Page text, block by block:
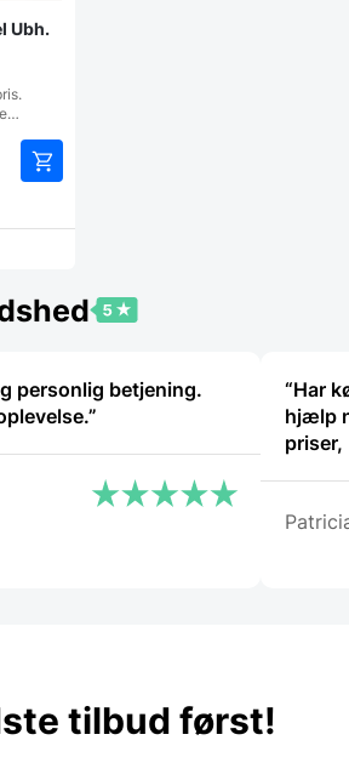
Ubh.
personlig betjening.
“Har
hjælp
priser,
tilbud først!